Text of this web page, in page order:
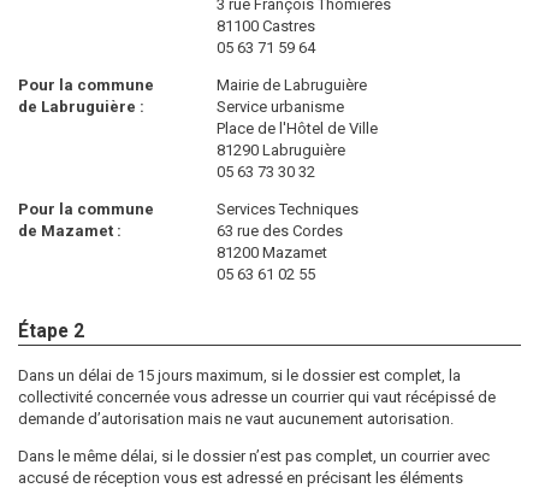
3 rue François Thomières
81100 Castres
05 63 71 59 64
Pour la commune
de Labruguière :
Mairie de Labruguière
Service urbanisme
Place de l'Hôtel de Ville
81290 Labruguière
05 63 73 30 32
Pour la commune
de Mazamet :
Services Techniques
63 rue des Cordes
81200 Mazamet
05 63 61 02 55
Étape 2
Dans un délai de 15 jours maximum, si le dossier est complet, la
collectivité concernée vous adresse un courrier qui vaut récépissé de
demande d’autorisation mais ne vaut aucunement autorisation.
Dans le même délai, si le dossier n’est pas complet, un courrier avec
accusé de réception vous est adressé en précisant les éléments